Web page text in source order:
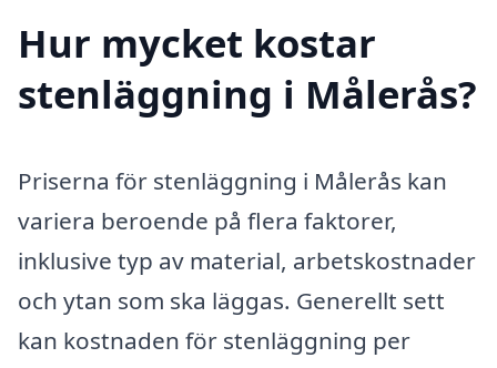
Hur mycket kostar
stenläggning i Målerås?
Priserna för stenläggning i Målerås kan
variera beroende på flera faktorer,
inklusive typ av material, arbetskostnader
och ytan som ska läggas. Generellt sett
kan kostnaden för stenläggning per